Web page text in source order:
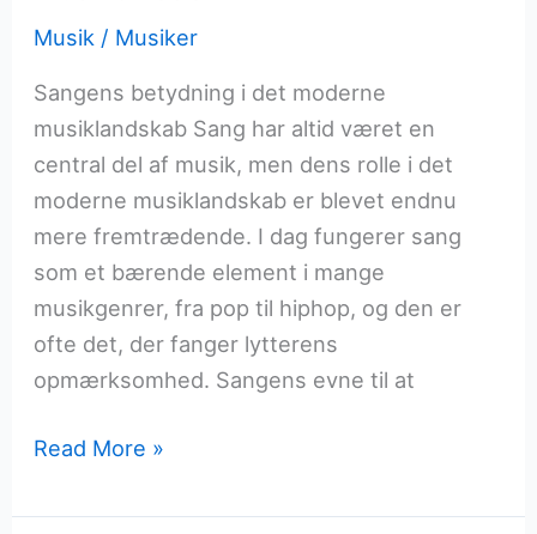
Musik / Musiker
Sangens betydning i det moderne
musiklandskab Sang har altid været en
central del af musik, men dens rolle i det
moderne musiklandskab er blevet endnu
mere fremtrædende. I dag fungerer sang
som et bærende element i mange
musikgenrer, fra pop til hiphop, og den er
ofte det, der fanger lytterens
opmærksomhed. Sangens evne til at
Sangens
i
Read More »